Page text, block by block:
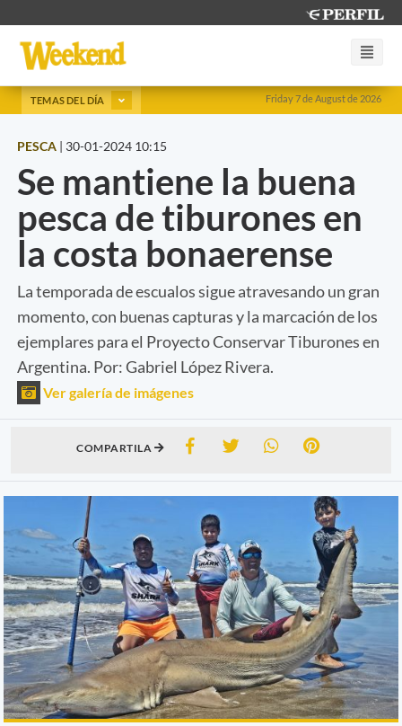
Friday 7 de August de 2026
TEMAS DEL DÍA
PESCA | 30-01-2024 10:15
Se mantiene la buena
pesca de tiburones en
la costa bonaerense
La temporada de escualos sigue atravesando un gran
momento, con buenas capturas y la marcación de los
ejemplares para el Proyecto Conservar Tiburones en
Argentina. Por: Gabriel López Rivera.
Ver galería de imágenes
COMPARTILA